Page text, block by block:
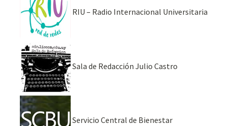
RIU – Radio Internacional Universitaria
Sala de Redacción Julio Castro
Servicio Central de Bienestar